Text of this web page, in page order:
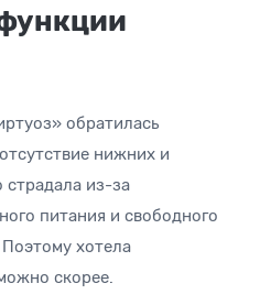
обратилась
нижних и
страдала из-за
питания и свободного
хотела
скорее.